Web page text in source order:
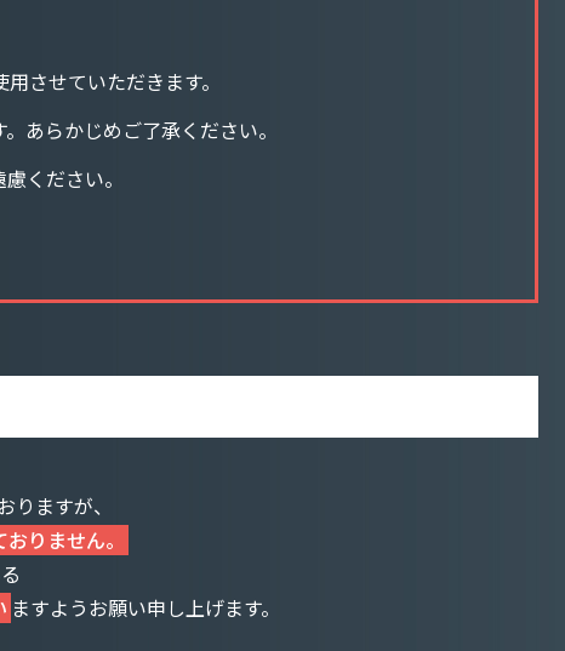
させていただきます。
あらかじめご了承ください。
ください。
ますが、
りません。
ますようお願い申し上げます。